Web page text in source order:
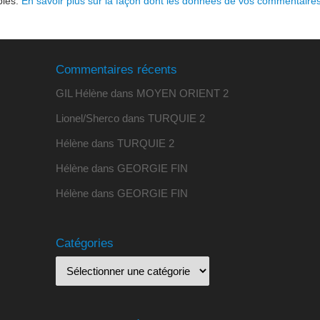
Commentaires récents
GIL Hélènedans MOYEN ORIENT 2
Lionel/Shercodans TURQUIE 2
Hélènedans TURQUIE 2
Hélènedans GEORGIE FIN
Hélènedans GEORGIE FIN
Catégories